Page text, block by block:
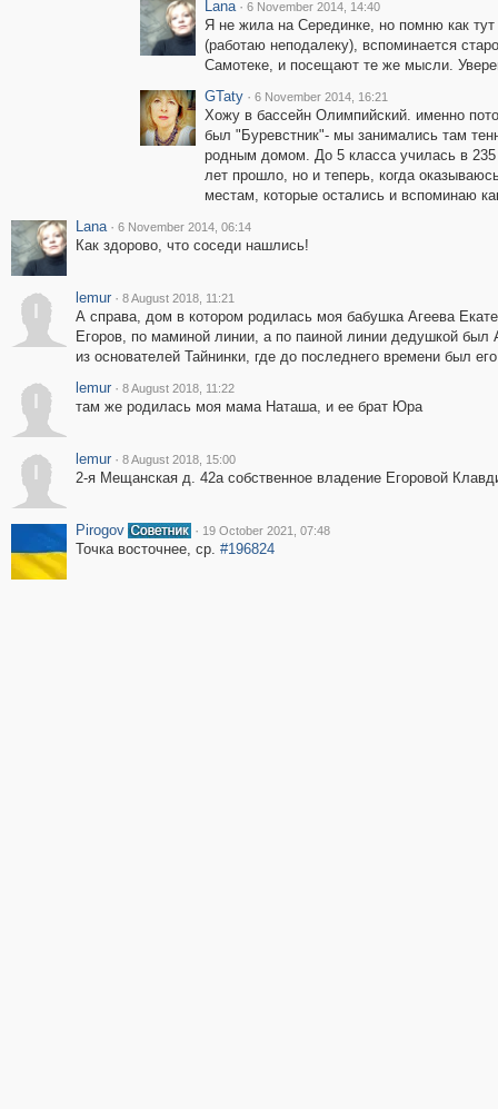
Lana · 6 November 2014, 14:40
Я не жила на Серединке, но помню как
(работаю неподалеку), вспоминается
Самотеке, и посещают те же мысли.
GTaty · 6 November 2014, 16:21
Хожу в бассейн Олимпийский. именно
был "Буревстник"- мы занимались там
родным домом. До 5 класса училась в
лет прошло, но и теперь, когда
местам, которые остались и вспоминаю
Lana · 6 November 2014, 06:14
Как здорово, что соседи нашлись!
lemur · 8 August 2018, 11:21
А справа, дом в котором родилась моя бабушка Агеева
Егоров, по маминой линии, а по паиной линии дедушкой
из основателей Тайнинки, где до последнего времени был
lemur · 8 August 2018, 11:22
там же родилась моя мама Наташа, и ее брат Юра
lemur · 8 August 2018, 15:00
2-я Мещанская д. 42а собственное владение Егоровой
Pirogov · 19 October 2021, 07:48
Точка восточнее, ср. #196824